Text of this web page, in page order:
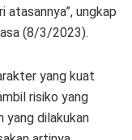
atasannya”, ungkap
(8/3/2023).
yang kuat
risiko yang
yang dilakukan